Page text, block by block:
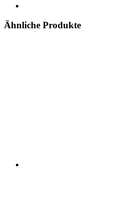
Ähnliche Produkte